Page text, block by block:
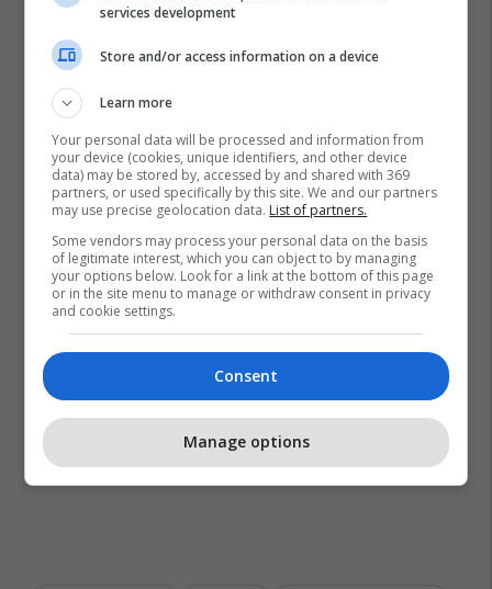
services development
Store and/or access information on a device
Learn more
Your personal data will be processed and information from
your device (cookies, unique identifiers, and other device
data) may be stored by, accessed by and shared with 369
partners, or used specifically by this site. We and our partners
may use precise geolocation data. List of partners.
Some vendors may process your personal data on the basis
of legitimate interest, which you can object to by managing
your options below. Look for a link at the bottom of this page
or in the site menu to manage or withdraw consent in privacy
and cookie settings.
Consent
Manage options